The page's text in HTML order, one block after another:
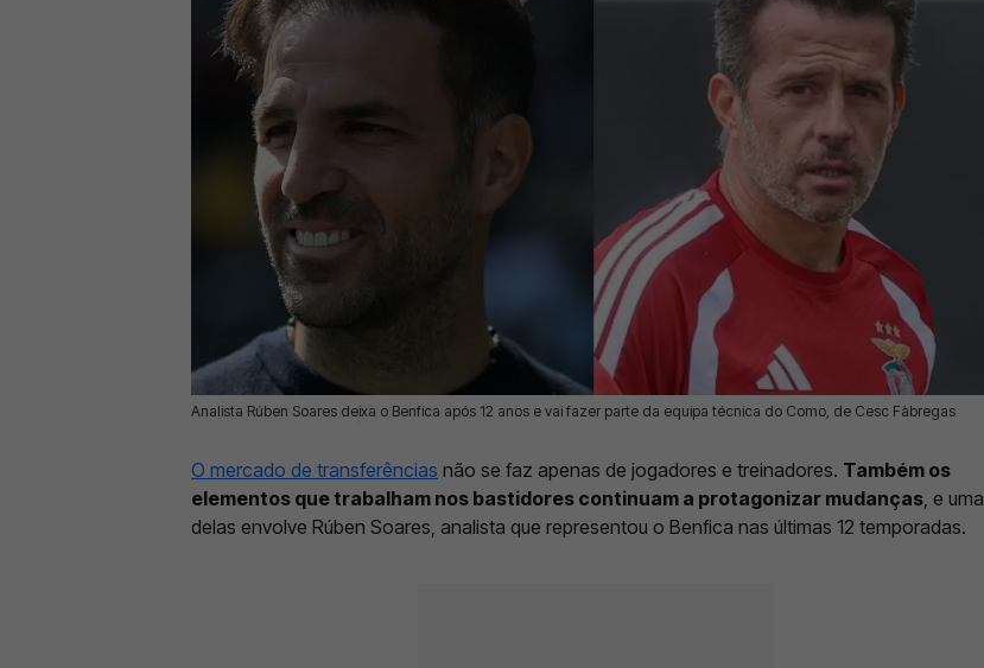
Analista Rúben Soares deixa o Benfica após 12 anos e vai fazer parte da equipa técnica do Como, de Cesc Fàbregas
09 Jul 2026 | 12:19 | 0
O mercado de transferências não se faz apenas de jogadores e treinadores. Também os
elementos que trabalham nos bastidores continuam a protagonizar mudanças , e uma
delas envolve Rúben Soares, analista que representou o Benfica nas últimas 12 temporadas.